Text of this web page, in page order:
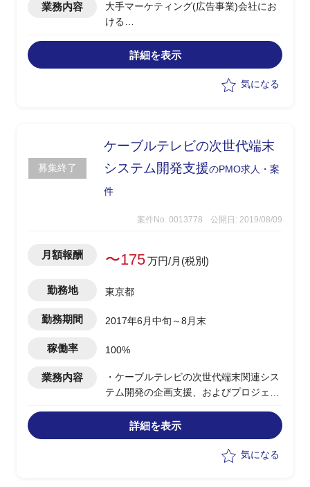
業務内容
大手マーケティング(広告事業)会社にお
ける
プロジェクト管理
・RFP作成
詳細を表示
気になる
募集終了
ケーブルテレビの次世代端末
システム開発支援のPMO求人・案
件
案件No. 0013778 公開日: 2019/08/09
月額報酬 〜175万円/月(税別)
勤務地 東京都
勤務期間 2017年6月中旬～8月末
稼働率 100%
業務内容
・ケーブルテレビの次世代端末関連シス
テム開発の企画支援、およびプロジェク
・現在ベンダー選定中
・今後2～3か月でベンダー交渉や役員説
明等を終わらせ、秋ごろには基本設計開
詳細を表示
気になる